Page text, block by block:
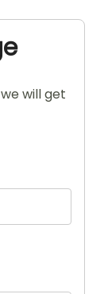
will get